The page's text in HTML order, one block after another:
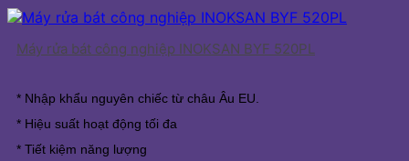
Máy rửa bát công nghiệp INOKSAN BYF 520PL
* Nhập khẩu nguyên chiếc từ châu Âu EU.
* Hiệu suất hoạt động tối đa
* Tiết kiệm năng lượng